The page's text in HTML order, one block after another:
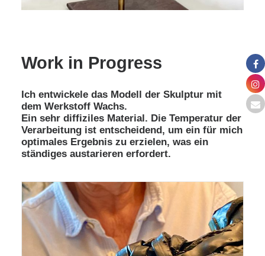
Work in Progress
Ich entwickele das Modell der Skulptur mit
dem Werkstoff Wachs.
Ein sehr diffiziles Material. Die Temperatur der
Verarbeitung ist entscheidend, um ein für mich
optimales Ergebnis zu erzielen, was ein
ständiges austarieren erfordert.